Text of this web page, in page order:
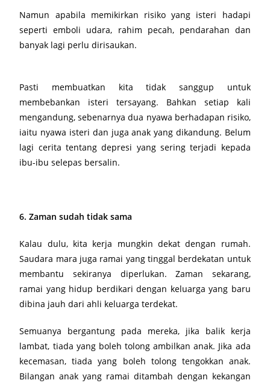
Namun apabila memikirkan risiko yang isteri hadapi
seperti emboli udara, rahim pecah, pendarahan dan
banyak lagi perlu dirisaukan.
Pasti membuatkan kita tidak sanggup untuk
membebankan isteri tersayang. Bahkan setiap kali
mengandung, sebenarnya dua nyawa berhadapan risiko,
iaitu nyawa isteri dan juga anak yang dikandung. Belum
lagi cerita tentang depresi yang sering terjadi kepada
ibu-ibu selepas bersalin.
6. Zaman sudah tidak sama
Kalau dulu, kita kerja mungkin dekat dengan rumah.
Saudara mara juga ramai yang tinggal berdekatan untuk
membantu sekiranya diperlukan. Zaman sekarang,
ramai yang hidup berdikari dengan keluarga yang baru
dibina jauh dari ahli keluarga terdekat.
Semuanya bergantung pada mereka, jika balik kerja
lambat, tiada yang boleh tolong ambilkan anak. Jika ada
kecemasan, tiada yang boleh tolong tengokkan anak.
Bilangan anak yang ramai ditambah dengan kekangan